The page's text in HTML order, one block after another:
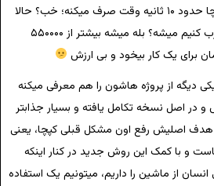
هر فرد هم برای تکمیل هر کپچا حدود ۱۰ ثانیه وقت صرف میکنه؛ خب؟ حالا
اگر این دو تا عدد را در هم ضرب کنیم میشه؟ بله میشه بیشتر از ۵۵۰۰۰۰
برای یک کار بیخود و بی ارزش
دیگه از پروژه هاشون را هم معرفی میکنه
اصل نسخه تکامل یافته و بسیار جذابتر
اصلیش رفع اون مشکل قبلی کپچا، یعنی
و با کمک این روش جدید در کنار اینکه
از ماشین را داریم، میتونیم یک استفاده